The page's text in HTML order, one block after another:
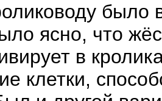
было
ясно, что
в
клетки,